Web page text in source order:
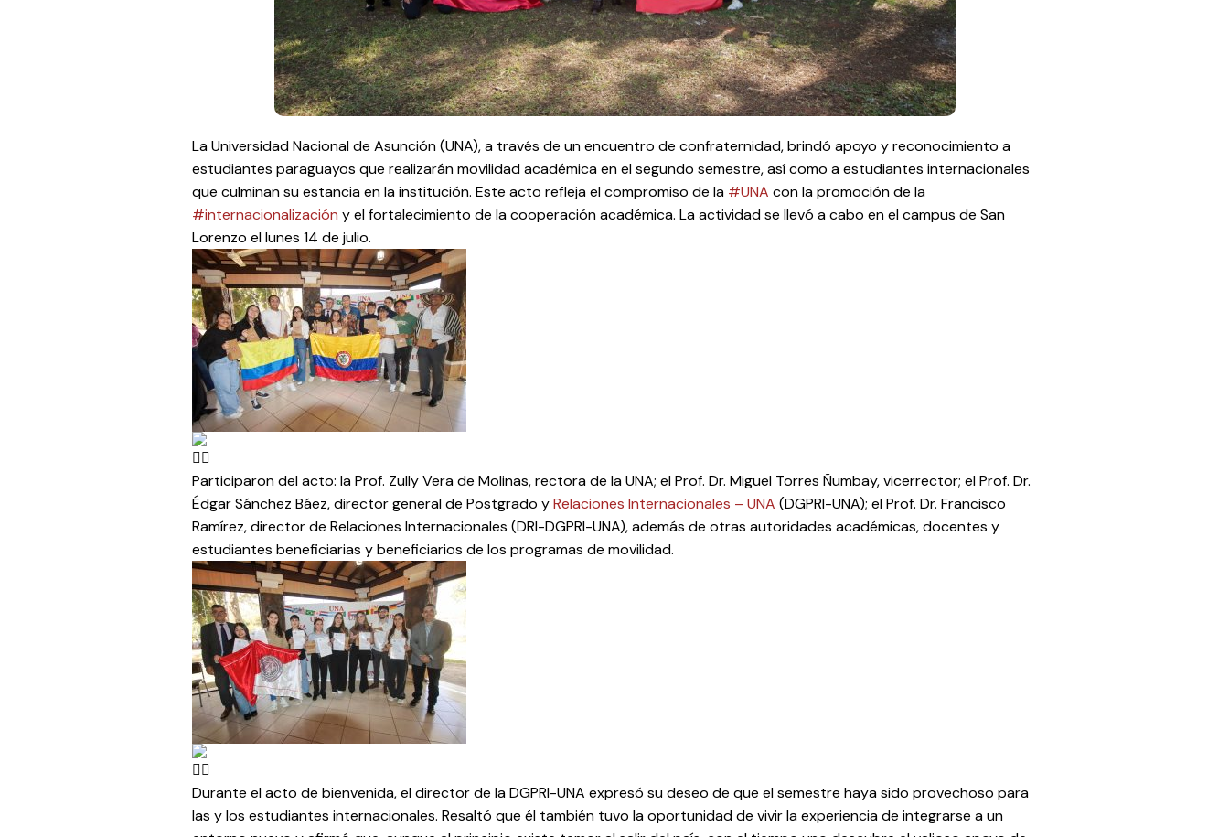
La Universidad Nacional de Asunción (UNA), a través de un encuentro de confraternidad, brindó apoyo y reconocimiento a
estudiantes paraguayos que realizarán movilidad académica en el segundo semestre, así como a estudiantes internacionales
que culminan su estancia en la institución. Este acto refleja el compromiso de la #UNA con la promoción de la
#internacionalización y el fortalecimiento de la cooperación académica. La actividad se llevó a cabo en el campus de San
Lorenzo el lunes 14 de julio.
Participaron del acto: la Prof. Zully Vera de Molinas, rectora de la UNA; el Prof. Dr. Miguel Torres Ñumbay, vicerrector; el Prof. Dr.
Édgar Sánchez Báez, director general de Postgrado yRelaciones Internacionales – UNA (DGPRI-UNA); el Prof. Dr. Francisco
Ramírez, director de Relaciones Internacionales (DRI-DGPRI-UNA), además de otras autoridades académicas, docentes y
estudiantes beneficiarias y beneficiarios de los programas de movilidad.
Durante el acto de bienvenida, el director de la DGPRI-UNA expresó su deseo de que el semestre haya sido provechoso para
las y los estudiantes internacionales. Resaltó que él también tuvo la oportunidad de vivir la experiencia de integrarse a un